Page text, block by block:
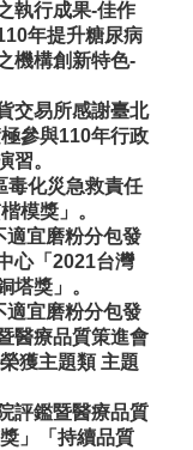
執行成果-佳作
年提升糖尿病
機構創新特色-
交易所感謝臺北
參與110年行政
習。
毒化災急救責任
模獎」。
適宜磨粉分包發
心「2021台灣
塔獎」。
適宜磨粉分包發
醫療品質策進會
獲主題類 主題
評鑑暨醫療品質
」「持續品質